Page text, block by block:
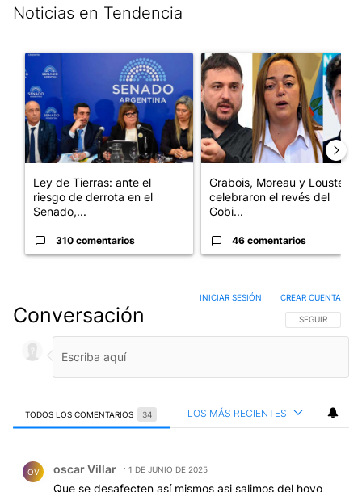
Noticias en Tendencia
Un artículo de tendencia con el título "Ley de Tierras: ante el
Ley de Tierras: ante el
riesgo de derrota en el
Senado,...
310 comentarios
Un artículo de tendencia con
Grabois, Moreau y Lousteau
celebraron el revés del
Gobi...
46 comentarios
Conversación SIGA ESTA
SEGUIR
INICIAR SESIÓN CREAR CUENTA
TODOS LOS COMENTARIOS 34 LOS MÁS RECIENTES
OV oscar Villar 1 DE JUNIO DE 2025
Que se desafecten así mismos asi salimos del hoyo